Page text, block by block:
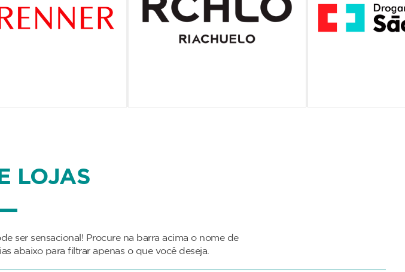
LOJAS
ser sensacional! Procure na barra acima o nome de
abaixo para filtrar apenas o que você deseja.